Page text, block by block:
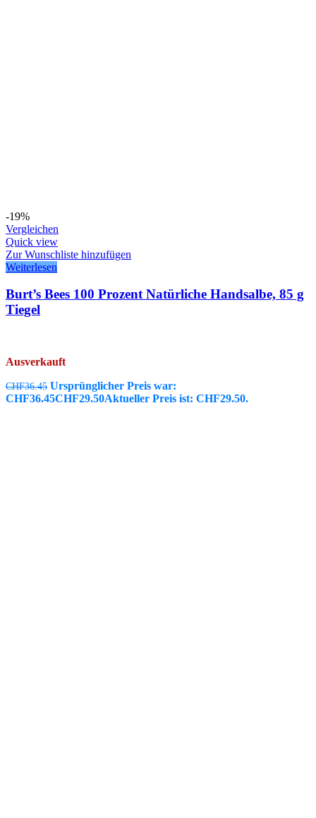
-19%
Vergleichen
Quick view
Zur Wunschliste hinzufügen
Weiterlesen
Burt’s Bees 100 Prozent Natürliche Handsalbe, 85 g
Tiegel
Ausverkauft
CHF36.45 Ursprünglicher Preis war:
CHF36.45CHF29.50Aktueller Preis ist: CHF29.50.